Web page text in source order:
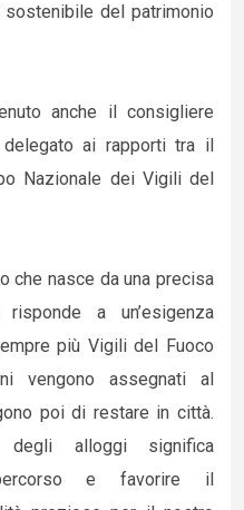
del patrimonio
anche il consigliere
ai rapporti tra il
Nazionale dei Vigili del
che nasce da una precisa
a un’esigenza
più Vigili del Fuoco
vengono assegnati al
poi di restare in città.
alloggi significa
e favorire il